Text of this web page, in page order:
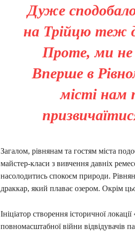
Дуже
на Трійцю теж
Проте, ми не
Вперше в
місті нам
Загалом, рівнянам та гостям міста
майстер-класи з вивчення давніх
насолодитись спокоєм природи.
драккар, який плаває озером. Окрім
Ініціатор створення історичної
повномасштабної війни